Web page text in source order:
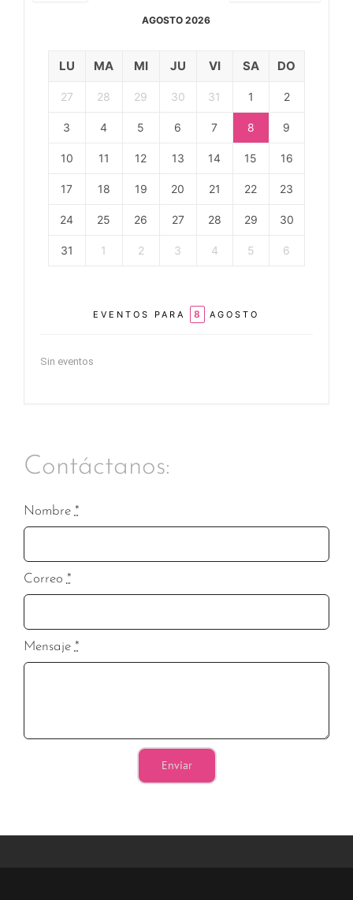
AGOSTO 2026
LU MA MI JU VI SA DO
27 28 29 30 31 1 2
3 4 5 6 7 8 9
10 11 12 13 14 15 16
17 18 19 20 21 22 23
24 25 26 27 28 29 30
31 1 2 3 4 5 6
EVENTOS PARA 8 AGOSTO
Sin eventos
Contáctanos:
Nombre *
Correo *
Mensaje *
Enviar